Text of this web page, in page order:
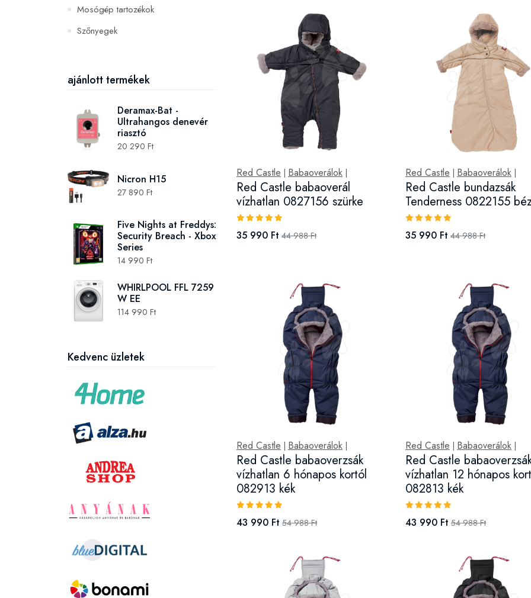
Mosógép tartozékok
Szőnyegek
Szerszámok és gépek
ajánlott termékek
Deramax-Bat -
Ultrahangos denevér
riasztó
20 290 Ft
Nicron H15
27 890 Ft
Five Nights at Freddys:
Security Breach - Xbox
Series
14 990 Ft
WHIRLPOOL FFL 7259
W EE
114 990 Ft
Kedvenc üzletek
Red Castle Babaoverálok
Red Castle babaoverál
vízhatlan 0827156 szürke
35 990 Ft 44 988 Ft
Red Castle Babaoverálok|
Red Castle bundazsák
Tenderness 0822155
35 990 Ft 44 988 Ft
Red Castle Babaoverálok
Red Castle babaoverzsák
vízhatlan 6 hónapos kortól
082913 kék
43 990 Ft 54 988 Ft
Red Castle Babaoverálok|
Red Castle
vízhatlan 12 hónapos
082813 kék
43 990 Ft 54 988 Ft